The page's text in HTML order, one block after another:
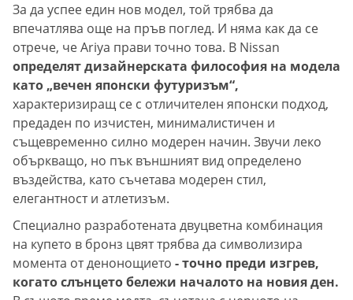
За да успее един нов модел, той трябва да
впечатлява още на пръв поглед. И няма как да се
отрече, че Ariya прави точно това. В Nissan
определят дизайнерската философия на модела
като „вечен японски футуризъм“,
характеризиращ се с отличителен японски подход,
предаден по изчистен, минималистичен и
същевременно силно модерен начин. Звучи леко
объркващо, но пък външният вид определено
въздейства, като съчетава модерен стил,
елегантност и атлетизъм.
Специално разработената двуцветна комбинация
на купето в бронз цвят трябва да символизира
момента от денонощието - точно преди изгрев,
когато слънцето бележи началото на новия ден.